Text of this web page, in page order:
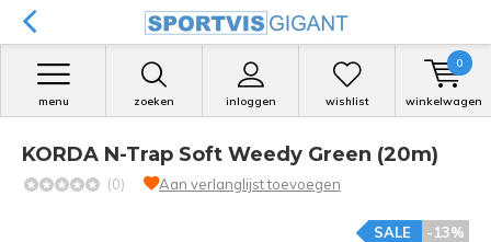
zoeken inloggen
menu wishlist winkelwagen
0
KORDA N-Trap Soft Weedy Green (20m)
(0) Aan verlanglijst toevoegen
-13%
SALE